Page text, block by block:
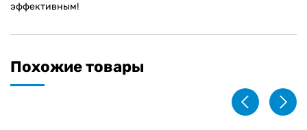
эффективным!
Похожие товары